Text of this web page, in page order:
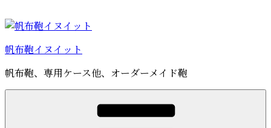
ン
ン
ツ
へ
ス
帆布鞄イヌイット
帆布鞄、専用ケース他、オーダーメイド鞄